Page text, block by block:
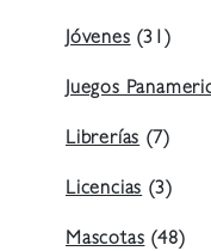
Jóvenes (31)
Juegos
Librerías (7)
Licencias (3)
Mascotas (48)